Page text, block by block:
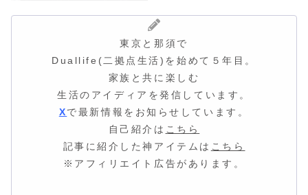
東京と那須で
Duallife(二拠点生活)を始めて５年目。
家族と共に楽しむ
生活のアイディア を発信しています。
Xで最新情報をお知らせしています。
自己紹介は こちら
記事に紹介した神アイテムは こちら
※アフィリエイト広告があります。